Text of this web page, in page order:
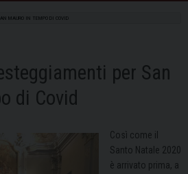
MAURO IN TEMPO DI COVID
per San
di Covid
Così come il
Santo Natale 2020
è arrivato prima, a